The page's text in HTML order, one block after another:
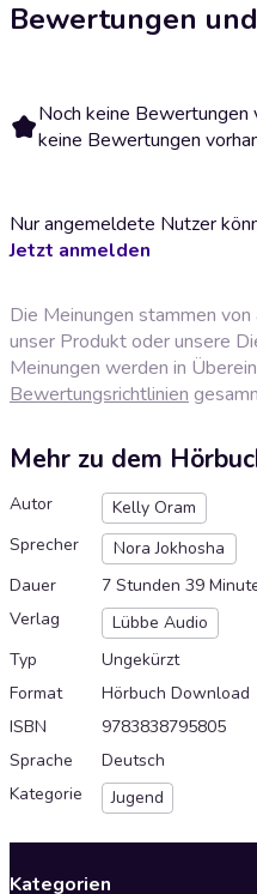
Bewertungen
Noch keine Bewertungen
keine Bewertungen
Nur angemeldete Nutzer
Jetzt anmelden
Die Meinungen stammen
unser Produkt oder unsere
Meinungen werden in
Bewertungsrichtlinien
Mehr zu dem
Autor
Kelly Oram
Sprecher
Nora Jokhosha
Dauer
7 Stunden 39
Verlag
Lübbe Audio
Typ
Ungekürzt
Format
Hörbuch Download
ISBN
9783838795805
Sprache
Deutsch
Kategorie
Jugend
Kategorien